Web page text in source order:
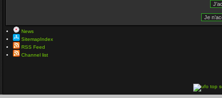
News
SitemapIndex
RSS Feed
Channel list